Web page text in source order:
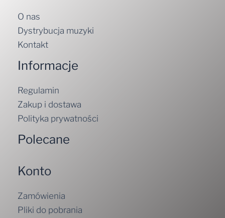
O nas
Dystrybucja muzyki
Kontakt
Informacje
Regulamin
Zakup i dostawa
Polityka prywatności
Polecane
Konto
Zamówienia
Pliki do pobrania